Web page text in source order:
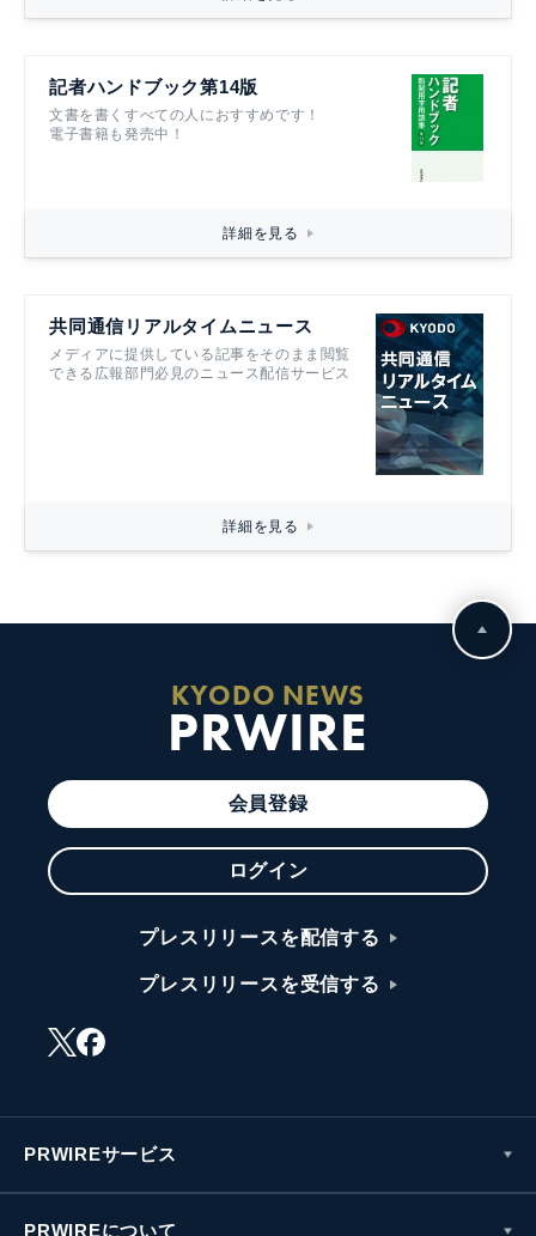
記者ハンドブック第14版
文書を書くすべての人におすすめです！
電子書籍も発売中！
詳細を見る
共同通信リアルタイムニュース
メディアに提供している記事をそのまま閲覧
できる広報部門必見のニュース配信サービス
詳細を見る
KYODO NEWS
PRWIRE
会員登録
ログイン
プレスリリースを配信する
プレスリリースを受信する
PRWIREサービス
PRWIREについて